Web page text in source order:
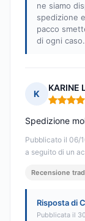
ne siamo
spedizione
pacco
di ogni
K
KARINE
Nota: 5
Pubblicato il 06/
a seguito di un
Spedizione
Recensione
Risposta di
Pubblicata il